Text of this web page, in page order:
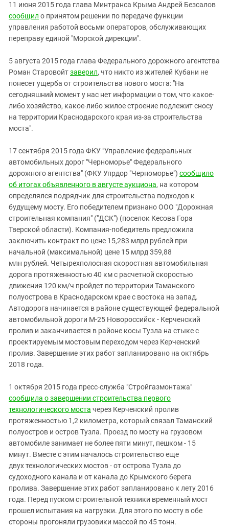
11 июня 2015 года глава Минтранса Крыма Андрей Безсалов
сообщил о принятом решении по передаче функции
управления работой восьми операторов, обслуживающих
переправу единой "Морской дирекции".
5 августа 2015 года глава Федерального дорожного агентства
Роман Старовойтзаверил, что никто из жителей Кубани не
понесет ущерба от строительства нового моста: "На
сегодняшний момент у нас нет информации о том, что какое-
либо хозяйство, какое-либо жилое строение подлежит сносу
на территории Краснодарского края из-за строительства
моста".
17 сентября 2015 года ФКУ "Управление федеральных
автомобильных дорог "Черноморье" Федерального
дорожного агентства" (ФКУ Упрдор "Черноморье") сообщило
об итогах объявленного в августе аукциона, на котором
определялся подрядчик для строительства подходов к
будущему мосту. Его победителем признано ООО "Дорожная
строительная компания" ("ДСК") (поселок Кесова Гора
Тверской области). Компания-победитель предложила
заключить контракт по цене 15,283 млрд рублей при
начальной (максимальной) цене 15 млрд 359,88
млн рублей. Четырехполосная скоростная автомобильная
дорога протяженностью 40 км с расчетной скоростью
движения 120 км/ч пройдет по территории Таманского
полуострова в Краснодарском крае с востока на запад.
Автодорога начинается в районе существующей федеральной
автомобильной дороги М-25 Новороссийск - Керченский
пролив и заканчивается в районе косы Тузла на стыке с
проектируемым мостовым переходом через Керченский
пролив. Завершение этих работ запланировано на октябрь
2018 года.
1 октября 2015 года пресс-служба "Стройгазмонтажа"
сообщила о завершении строительства первого
технологического моста через Керченский пролив
протяженностью 1,2 километра, который связал Таманский
полуостров и остров Тузла. Проезд по мосту на грузовом
автомобиле занимает не более пяти минут, пешком - 15
минут. Вместе с этим началось строительство еще
двух технологических мостов - от острова Тузла до
судоходного канала и от канала до Крымского берега
пролива. Завершение этих работ запланировано к лету 2016
года. Перед пуском строительной техники временный мост
прошел испытания на нагрузки. Для этого по мосту в обе
стороны прогоняли грузовики массой по 45 тонн.